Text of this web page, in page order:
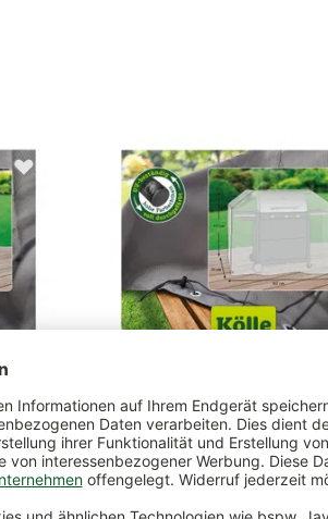
Kölle Gasgrill-Schutzhülle für
Gasgrill Prestige 500, Gen.IIE-